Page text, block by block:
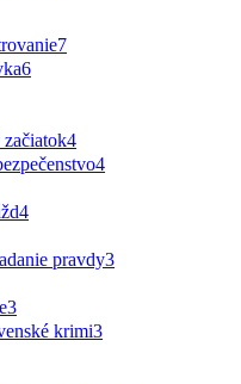
7
6
4
4
4
pravdy3
3
krimi3